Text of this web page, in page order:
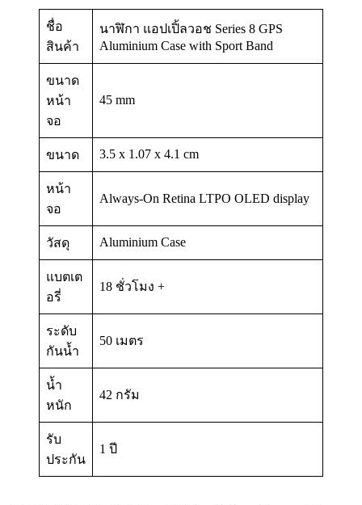
ชื่อ
สินค้า
นาฬิกา แอปเปิ้ลวอช Series 8 GPS
Aluminium Case with Sport Band
ขนาด
หน้า
จอ
45 mm
ขนาด 3.5 x 1.07 x 4.1 cm
หน้า
จอ
Always-On Retina LTPO OLED display
วัสดุ Aluminium Case
แบตเต
อรี่
18 ชั่วโมง +
ระดับ
กันน้ำ
50 เมตร
น้ำ
หนัก
42 กรัม
รับ
ประกัน
1 ปี